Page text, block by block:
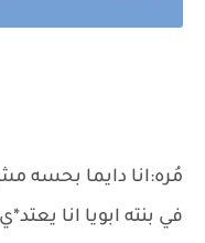
مُره:انا دايما بحسه
في بنته ابويا انا